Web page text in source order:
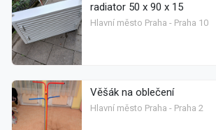
radiator 50 x 90 x 15
Hlavní město Praha - Praha 10
Věšák na oblečení
Hlavní město Praha - Praha 2